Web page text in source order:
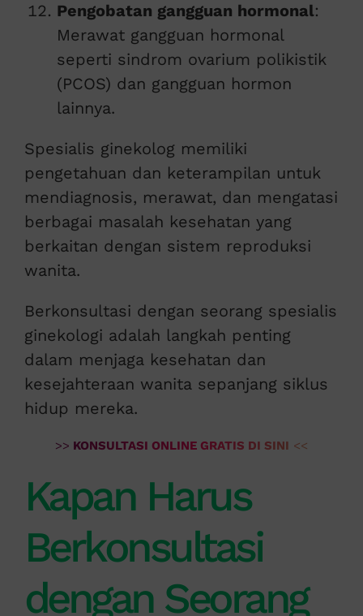
Pengobatan gangguan hormonal:
Merawat gangguan hormonal
seperti sindrom ovarium polikistik
(PCOS) dan gangguan hormon
lainnya.
Spesialis ginekolog memiliki
pengetahuan dan keterampilan untuk
mendiagnosis, merawat, dan mengatasi
berbagai masalah kesehatan yang
berkaitan dengan sistem reproduksi
wanita.
Berkonsultasi dengan seorang spesialis
ginekologi adalah langkah penting
dalam menjaga kesehatan dan
kesejahteraan wanita sepanjang siklus
hidup mereka.
>> KONSULTASI ONLINE GRATIS DI SINI <<
Kapan Harus
Berkonsultasi
dengan Seorang